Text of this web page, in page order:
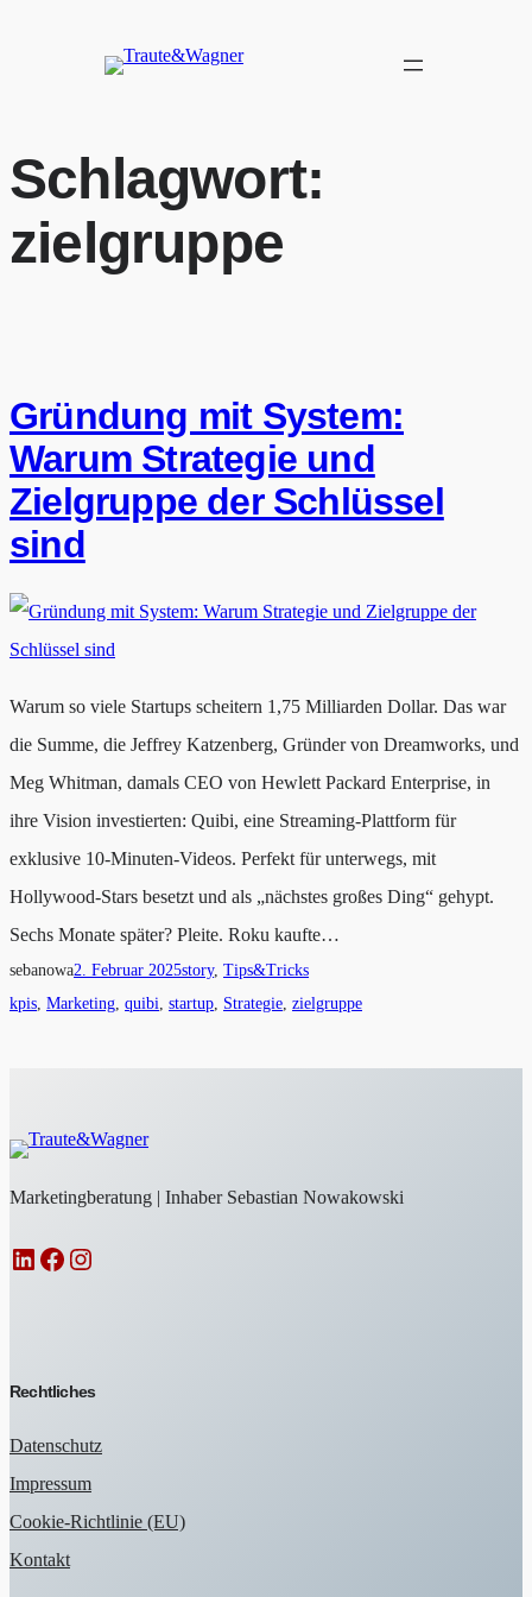
Schlagwort:
zielgruppe
Gründung mit System:
Warum Strategie und
Zielgruppe der Schlüssel
sind
Warum so viele Startups scheitern 1,75 Milliarden Dollar. Das war
die Summe, die Jeffrey Katzenberg, Gründer von Dreamworks, und
Meg Whitman, damals CEO von Hewlett Packard Enterprise, in
ihre Vision investierten: Quibi, eine Streaming-Plattform für
exklusive 10-Minuten-Videos. Perfekt für unterwegs, mit
Hollywood-Stars besetzt und als „nächstes großes Ding“ gehypt.
Sechs Monate später? Pleite. Roku kaufte…
sebanowa2. Februar 2025story, Tips&Tricks
kpis Marketing quibi startup Strategie zielgruppe
Marketingberatung | Inhaber Sebastian Nowakowski
LinkedIn Facebook Instagram
Rechtliches
Datenschutz
Impressum
Cookie-Richtlinie (EU)
Kontakt